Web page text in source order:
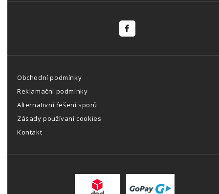
Obchodní podmínky
Reklamační podmínky
Alternativní řešení sporů
Zásady používaní cookies
Kontakt